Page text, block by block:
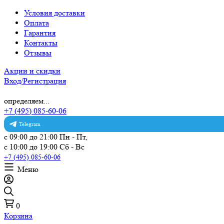
Условия доставки
Оплата
Гарантия
Контакты
Отзывы
Акции и скидки
Вход/Регистрация
определяем...
+7 (495) 085-60-06
Telegram
с 09:00 до 21:00 Пн - Пт,
с 10:00 до 19:00 Сб - Вс
+7 (495) 085-60-06
Меню
0
Корзина